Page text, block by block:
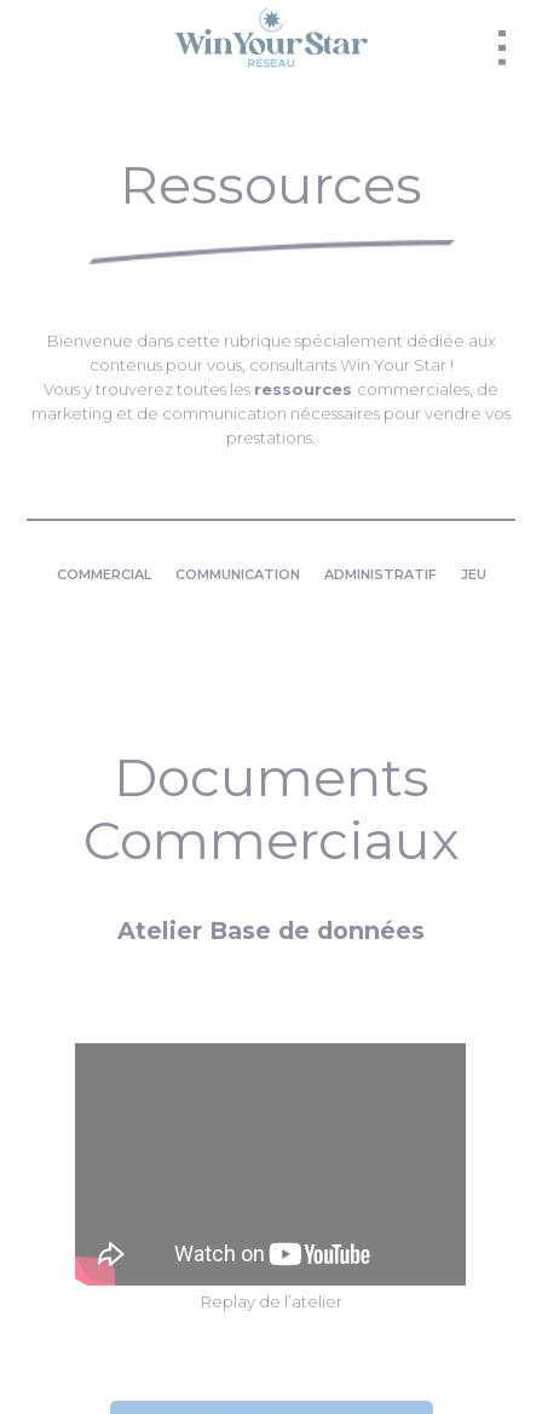
Ressources
Bienvenue dans cette rubrique spécialement dédiée aux
contenus pour vous, consultants Win Your Star !
Vous y trouverez toutes les ressources commerciales, de
marketing et de communication nécessaires pour vendre vos
prestations.
COMMERCIAL COMMUNICATION ADMINISTRATIF JEU
Documents
Commerciaux
Atelier Base de données
Replay de l’atelier